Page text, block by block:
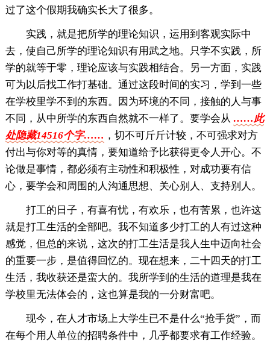
过了这个假期我确实长大了很多。
实践，就是把所学的理论知识，运用到客观实际中
去，使自己所学的理论知识有用武之地。只学不实践，所
学的就等于零，理论应该与实践相结合。另一方面，实践
可为以后找工作打基础。通过这段时间的实习，学到一些
在学校里学不到的东西。因为环境的不同，接触的人与事
不同，从中所学的东西自然就不一样了。要学会从 ……此
处隐藏14516个字…… ，切不可斤斤计较，不可强求对方
付出与你对等的真情，要知道给予比获得更令人开心。不
论做是事情，都必须有主动性和积极性，对成功要有信
心，要学会和周围的人沟通思想、关心别人、支持别人。
打工的日子，有喜有忧，有欢乐，也有苦累，也许这
就是打工生活的全部吧。我不知道多少打工的人有过这种
感觉，但总的来说，这次的打工生活是我人生中迈向社会
的重要一步，是值得回忆的。现在想来，二十四天的打工
生活，我收获还是蛮大的。我所学到的生活的道理是我在
学校里无法体会的，这也算是我的一分财富吧。
现今，在人才市场上大学生已不是什么“抢手货”，而
在每个用人单位的招聘条件中，几乎都要求有工作经验。